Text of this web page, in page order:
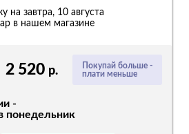
Покупай больше -
плати меньше
2 520 р.
-
понедельник
на завтра, 10 августа
в нашем магазине